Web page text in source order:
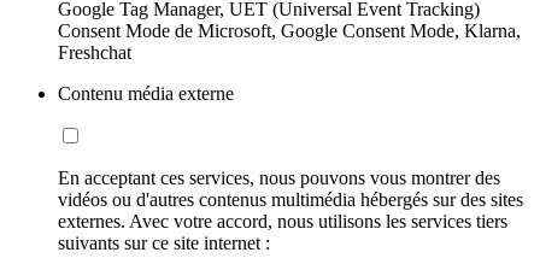
Google Tag Manager, UET (Universal Event Tracking)
Consent Mode de Microsoft, Google Consent Mode, Klarna,
Freshchat
Contenu média externe
En acceptant ces services, nous pouvons vous montrer des
vidéos ou d'autres contenus multimédia hébergés sur des sites
externes. Avec votre accord, nous utilisons les services tiers
suivants sur ce site internet :